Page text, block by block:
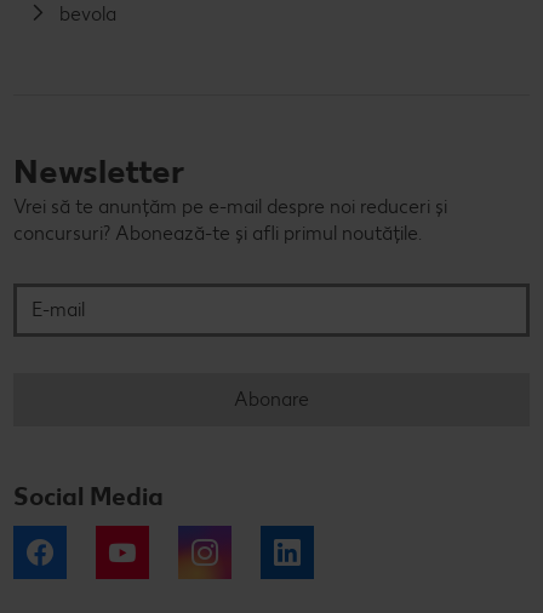
bevola
Newsletter
Vrei să te anunțăm pe e-mail despre noi reduceri și
concursuri? Abonează-te și afli primul noutățile.
Abonare
Social Media
Facebook YouTube Instagram